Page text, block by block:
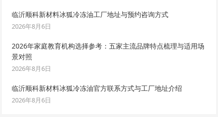
临沂顺科新材料冰狐冷冻油工厂地址与预约咨询方式
2026年8月6日
2026年家庭教育机构选择参考：五家主流品牌特点梳理与适用场
景对照
2026年8月6日
临沂顺科新材料冰狐冷冻油官方联系方式与工厂地址介绍
2026年8月6日